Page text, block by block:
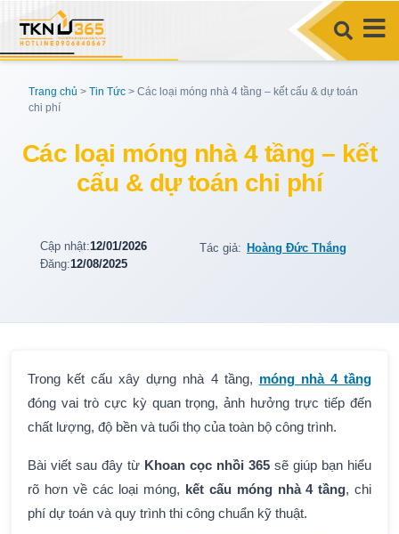
Trang chủ > Tin Tức > Các loại móng nhà 4 tầng – kết cấu & dự toán
chi phí
Các loại móng nhà 4 tầng – kết
cấu & dự toán chi phí
Cập nhật:12/01/2026
Đăng:12/08/2025
Tác giả: Hoàng Đức Thắng
Trong kết cấu xây dựng nhà 4 tầng, móng nhà 4 tầng
đóng vai trò cực kỳ quan trọng, ảnh hưởng trực tiếp đến
chất lượng, độ bền và tuổi thọ của toàn bộ công trình.
Bài viết sau đây từ Khoan cọc nhồi 365 sẽ giúp bạn hiểu
rõ hơn về các loại móng, kết cấu móng nhà 4 tầng, chi
phí dự toán và quy trình thi công chuẩn kỹ thuật.